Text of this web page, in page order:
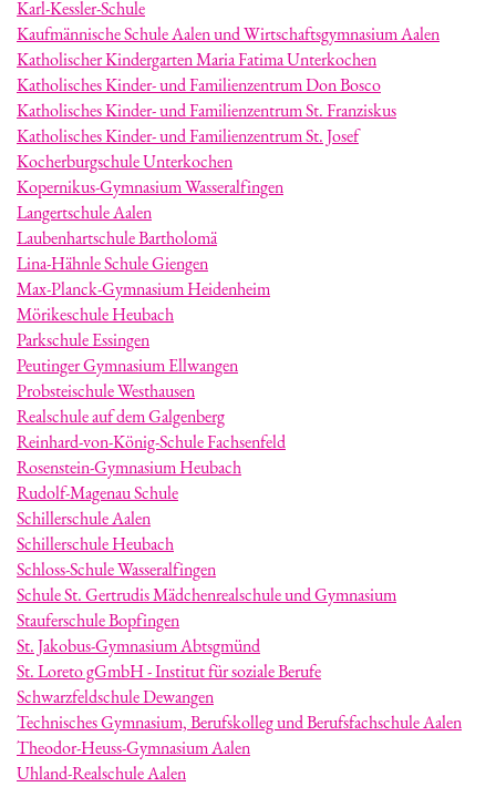
Karl-Kessler-Schule
Kaufmännische Schule Aalen und Wirtschaftsgymnasium Aalen
Katholischer Kindergarten Maria Fatima Unterkochen
Katholisches Kinder- und Familienzentrum Don Bosco
Katholisches Kinder- und Familienzentrum St. Franziskus
Katholisches Kinder- und Familienzentrum St. Josef
Kocherburgschule Unterkochen
Kopernikus-Gymnasium Wasseralfingen
Langertschule Aalen
Laubenhartschule Bartholomä
Lina-Hähnle Schule Giengen
Max-Planck-Gymnasium Heidenheim
Mörikeschule Heubach
Parkschule Essingen
Peutinger Gymnasium Ellwangen
Probsteischule Westhausen
Realschule auf dem Galgenberg
Reinhard-von-König-Schule Fachsenfeld
Rosenstein-Gymnasium Heubach
Rudolf-Magenau Schule
Schillerschule Aalen
Schillerschule Heubach
Schloss-Schule Wasseralfingen
Schule St. Gertrudis Mädchenrealschule und Gymnasium
Stauferschule Bopfingen
St. Jakobus-Gymnasium Abtsgmünd
St. Loreto gGmbH - Institut für soziale Berufe
Schwarzfeldschule Dewangen
Technisches Gymnasium, Berufskolleg und Berufsfachschule Aalen
Theodor-Heuss-Gymnasium Aalen
Uhland-Realschule Aalen